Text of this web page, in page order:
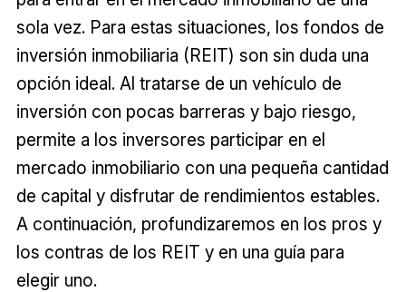
sola vez. Para estas situaciones, los fondos de
inversión inmobiliaria (REIT) son sin duda una
opción ideal. Al tratarse de un vehículo de
inversión con pocas barreras y bajo riesgo,
permite a los inversores participar en el
mercado inmobiliario con una pequeña cantidad
de capital y disfrutar de rendimientos estables.
A continuación, profundizaremos en los pros y
los contras de los REIT y en una guía para
elegir uno.